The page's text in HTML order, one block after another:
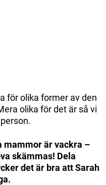
för olika former av den
olika för det är så vi
mammor är vackra –
skämmas! Dela
det är bra att Sarah